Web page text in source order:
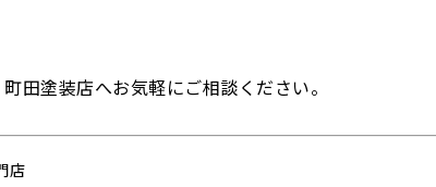
田塗装店へお気軽にご相談ください。
店